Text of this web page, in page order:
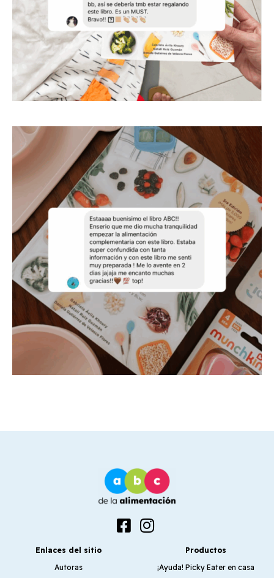
Enlaces del sitio
Autoras
Productos
¡Ayuda! Picky Eater en casa